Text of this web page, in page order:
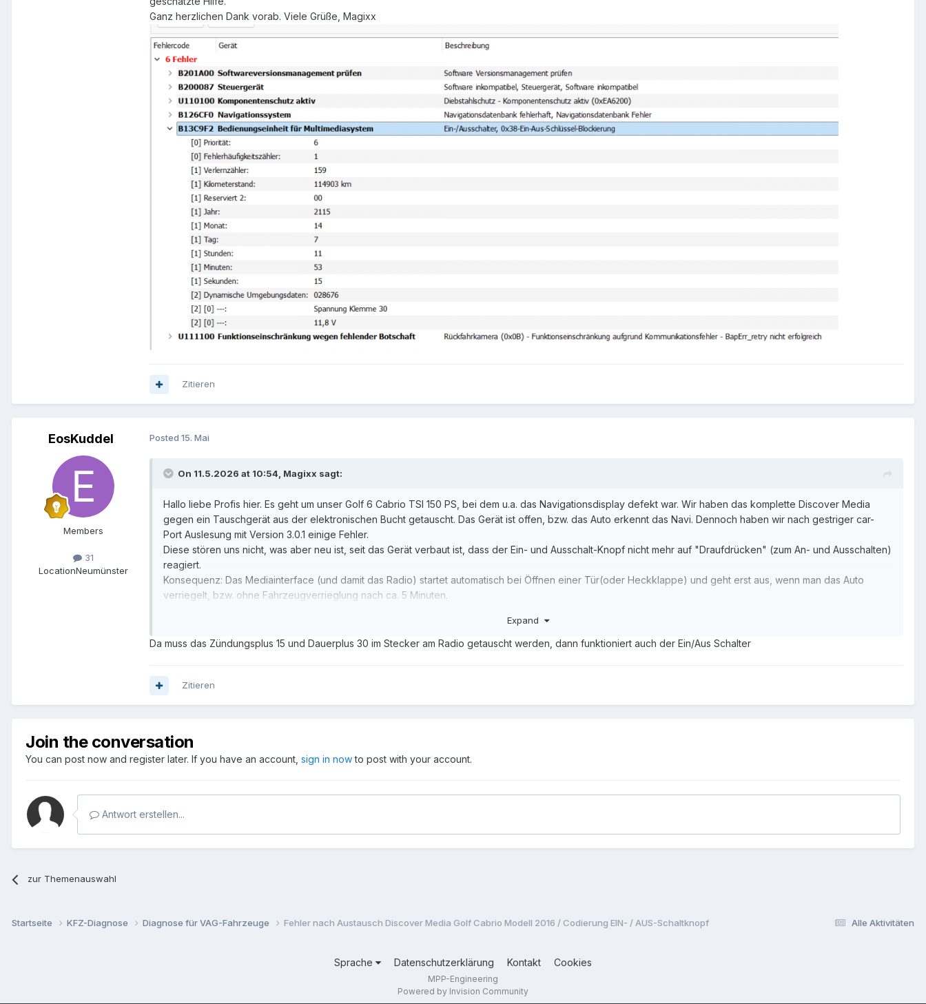
Ganz herzlichen Dank vorab. Viele Grüße, Magixx
Zitieren
EosKuddel
Members
31
LocationNeumünster
Posted 15. Mai
On 11.5.2026 at 10:54, Magixx sagt:
Hallo liebe Profis hier. Es geht um unser Golf 6 Cabrio TSI 150 PS, bei dem u.a. das Navigationsdisplay defekt war. Wir haben das komplette Discover Media
gegen ein Tauschgerät aus der elektronischen Bucht getauscht. Das Gerät ist offen, bzw. das Auto erkennt das Navi. Dennoch haben wir nach gestriger car-
Port Auslesung mit Version 3.0.1 einige Fehler.
Diese stören uns nicht, was aber neu ist, seit das Gerät verbaut ist, dass der Ein- und Ausschalt-Knopf nicht mehr auf "Draufdrücken" (zum An- und Ausschalten)
reagiert.
Konsequenz: Das Mediainterface (und damit das Radio) startet automatisch bei Öffnen einer Tür(oder Heckklappe) und geht erst aus, wenn man das Auto
verriegelt, bzw. ohne Fahrzeugverrieglung nach ca. 5 Minuten.
Gesucht wird nun die Codierung, wie man den Knopf aktivieren kann. Ich habe in der gestrigen Auslesung einen entsprechenden Fehler und bitte hier mal um
Expand
Da muss das Zündungsplus 15 und Dauerplus 30 im Stecker am Radio getauscht werden, dann funktioniert auch der Ein/Aus Schalter
Zitieren
Join the conversation
You can post now and register later. If you have an account, sign in nowto post with your account.
Antwort erstellen...
zur Themenauswahl
Alle Aktivitäten
Startseite KFZ-Diagnose Diagnose für VAG-Fahrzeuge Fehler nach Austausch Discover Media Golf Cabrio Modell 2016 / Codierung EIN- / AUS-Schaltknopf
Sprache Datenschutzerklärung Kontakt Cookies
MPP-Engineering
Powered by Invision Community